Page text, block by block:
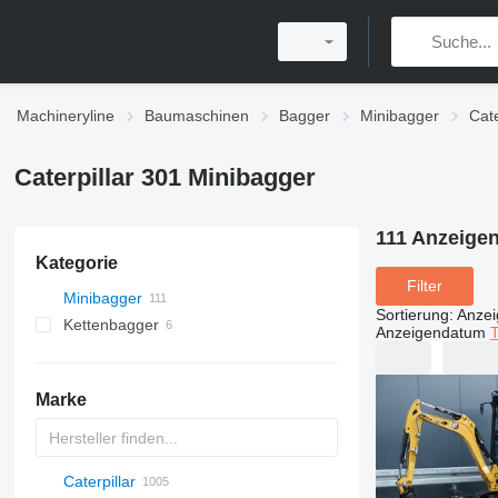
Machineryline Baumaschinen Bagger Minibagger
Caterpillar 301 Minibagger
Kategorie
Minibagger
Kettenbagger
Marke
AX
140W
325
90
CK
440
Caterpillar
111
Filter
Sortierung:
Anzeigendatum